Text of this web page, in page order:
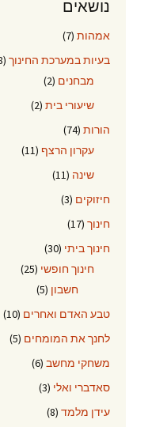
נושאים
אמהות (7)
בעיות במערכת החינוך (18)
מבחנים (2)
שיעורי בית (2)
הורות (74)
עקרון הרצף (11)
שינה (11)
חיזוקים (3)
חינוך (17)
חינוך ביתי (30)
חינוך חופשי (25)
חשבון (5)
טבע האדם ואחרים (10)
לחנך את המומחים (5)
משחקי מחשב (6)
סאדברי ואלי (3)
עידן מלמד (8)